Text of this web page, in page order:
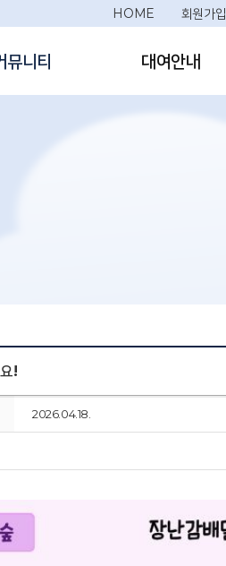
HOME 회원가입
뮤니티 대여안내
!
2026.04.18.